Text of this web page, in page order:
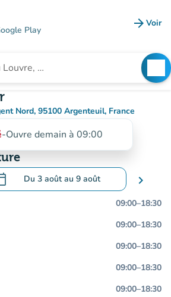
Play arrow_forward Voir
Nord, 95100 Argenteuil, France
(ouvrir dans Google Maps)
(nouvel onglet)
-Ouvre demain à 09:00
Du 3 aoûtau 9 août
le calendrier pour changer de
chevron_right
09:00–18:30
09:00–18:30
09:00–18:30
09:00–18:30
09:00–18:30